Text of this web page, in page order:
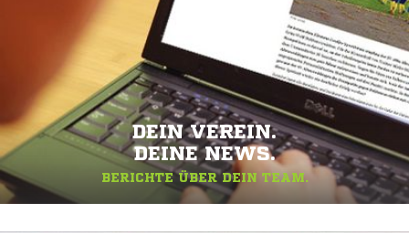
DEIN VEREIN.
DEINE NEWS.
BERICHTE ÜBER DEIN TEAM.